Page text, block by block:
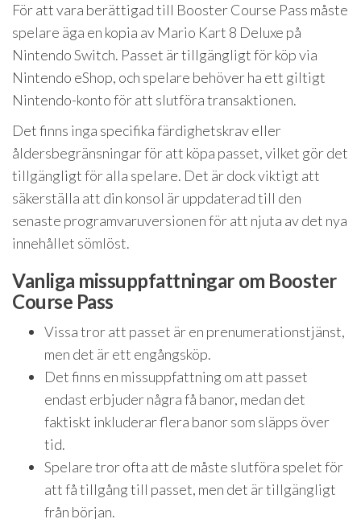
För att vara berättigad till Booster Course Pass måste
spelare äga en kopia av Mario Kart 8 Deluxe på
Nintendo Switch. Passet är tillgängligt för köp via
Nintendo eShop, och spelare behöver ha ett giltigt
Nintendo-konto för att slutföra transaktionen.
Det finns inga specifika färdighetskrav eller
åldersbegränsningar för att köpa passet, vilket gör det
tillgängligt för alla spelare. Det är dock viktigt att
säkerställa att din konsol är uppdaterad till den
senaste programvaruversionen för att njuta av det nya
innehållet sömlöst.
Vanliga missuppfattningar om Booster
Course Pass
Vissa tror att passet är en prenumerationstjänst,
men det är ett engångsköp.
Det finns en missuppfattning om att passet
endast erbjuder några få banor, medan det
faktiskt inkluderar flera banor som släpps över
tid.
Spelare tror ofta att de måste slutföra spelet för
att få tillgång till passet, men det är tillgängligt
från början.